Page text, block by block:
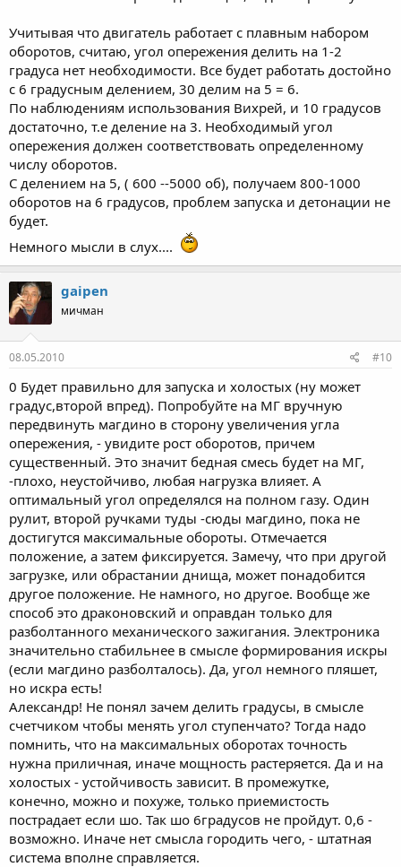
Учитывая что двигатель работает с плавным набором
оборотов, считаю, угол опережения делить на 1-2
градуса нет необходимости. Все будет работать достойно
с 6 градусным делением, 30 делим на 5 = 6.
По наблюдениям использования Вихрей, и 10 градусов
достаточно, т.е деление на 3. Необходимый угол
опережения должен соответствовать определенному
числу оборотов.
С делением на 5, ( 600 --5000 об), получаем 800-1000
оборотов на 6 градусов, проблем запуска и детонации не
будет.
Немного мысли в слух....
gaipen
мичман
08.05.2010 #10
0 Будет правильно для запуска и холостых (ну может
градус,второй впред). Попробуйте на МГ вручную
передвинуть магдино в сторону увеличения угла
опережения, - увидите рост оборотов, причем
существенный. Это значит бедная смесь будет на МГ,
-плохо, неустойчиво, любая нагрузка влияет. А
оптимальный угол определялся на полном газу. Один
рулит, второй ручками туды -сюды магдино, пока не
достигутся максимальные обороты. Отмечается
положение, а затем фиксируется. Замечу, что при другой
загрузке, или обрастании днища, может понадобится
другое положение. Не намного, но другое. Вообще же
способ это драконовский и оправдан только для
разболтанного механического зажигания. Электроника
значительно стабильнее в смысле формирования искры
(если магдино разболталось). Да, угол немного пляшет,
но искра есть!
Александр! Не понял зачем делить градусы, в смысле
счетчиком чтобы менять угол ступенчато? Тогда надо
помнить, что на максимальных оборотах точность
нужна приличная, иначе мощность растеряется. Да и на
холостых - устойчивость зависит. В промежутке,
конечно, можно и похуже, только приемистость
пострадает если шо. Так шо 6градусов не пройдут. 0,6 -
возможно. Иначе нет смысла городить чего, - штатная
система вполне справляется.